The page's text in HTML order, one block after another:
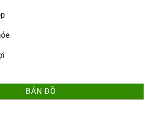
BẢN ĐỒ